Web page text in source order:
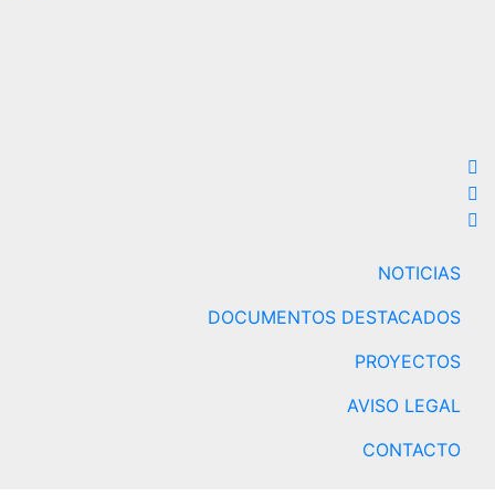
NOTICIAS
DOCUMENTOS DESTACADOS
PROYECTOS
AVISO LEGAL
CONTACTO